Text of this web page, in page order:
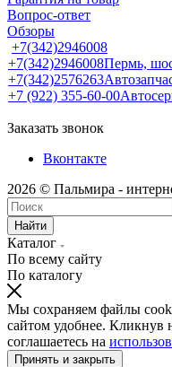
Вопрос-ответ
Обзоры
+7(342)2946008
+7(342)2946008Пермь,
+7(342)2576263
+7 (922) 355-60-00
Заказать звонок
Вконтакте
2026 © Пальмира -
Найти
Каталог
По всему сайту
По каталогу
Мы сохраняем файлы
сайтом удобнее. Кликнув
соглашаетесь на
Принять и закрыть